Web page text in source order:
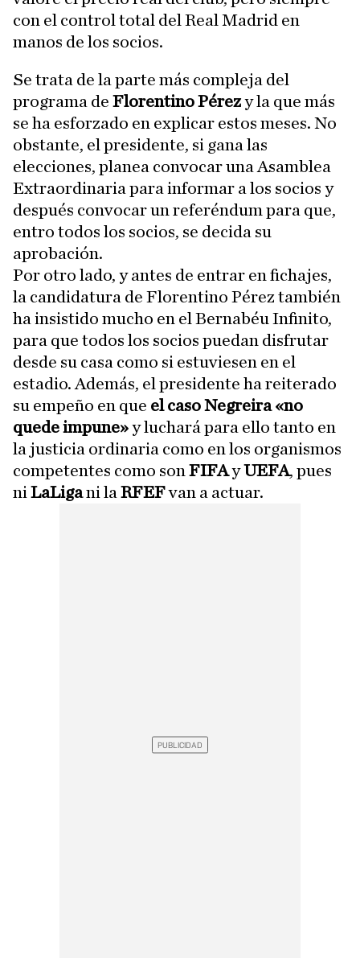
con el control total del Real Madrid en
manos de los socios.
Se trata de la parte más compleja del
programa de Florentino Pérezy la que más
se ha esforzado en explicar estos meses. No
obstante, el presidente, si gana las
elecciones, planea convocar una Asamblea
Extraordinaria para informar a los socios y
después convocar un referéndum para que,
entro todos los socios, se decida su
aprobación.
Por otro lado, y antes de entrar en fichajes,
la candidatura de Florentino Pérez también
ha insistido mucho en el Bernabéu Infinito,
para que todos los socios puedan disfrutar
desde su casa como si estuviesen en el
estadio. Además, el presidente ha reiterado
su empeño en que el caso Negreira «no
quede impune»y luchará para ello tanto en
la justicia ordinaria como en los organismos
competentes como son FIFAyUEFA, pues
ni LaLigani la RFEFvan a actuar.